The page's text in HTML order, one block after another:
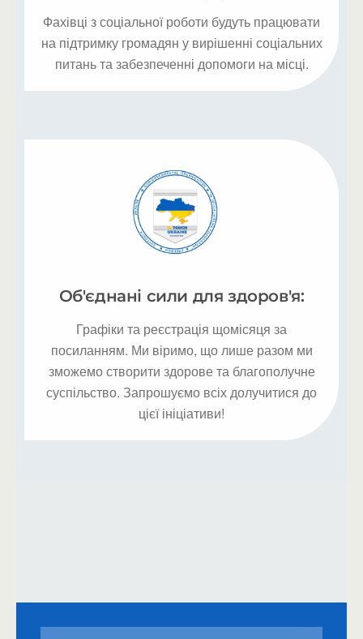
Фахівці з соціальної роботи будуть працювати
на підтримку громадян у вирішенні соціальних
питань та забезпеченні допомоги на місці.
Об'єднані сили для здоров'я:
Графіки та реєстрація щомісяця за
посиланням. Ми віримо, що лише разом ми
зможемо створити здорове та благополучне
суспільство. Запрошуємо всіх долучитися до
цієї ініціативи!